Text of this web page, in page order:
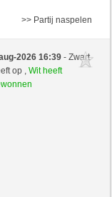
>> Partij naspelen
2026 16:39- Zwart
op ,Wit heeft